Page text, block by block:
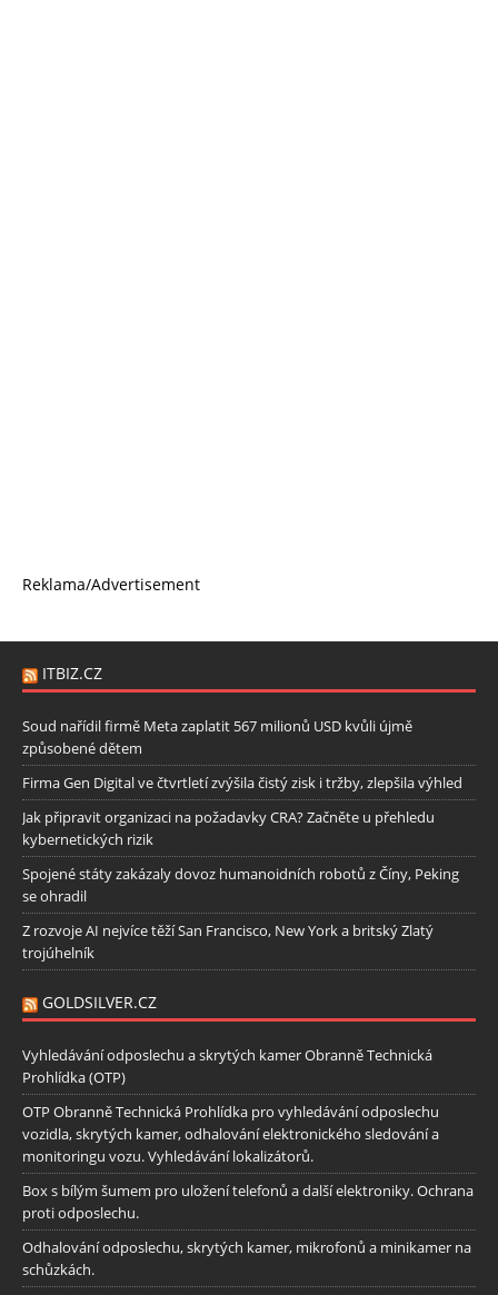
Reklama/Advertisement
ITBIZ.CZ
Soud nařídil firmě Meta zaplatit 567 milionů USD kvůli újmě
způsobené dětem
Firma Gen Digital ve čtvrtletí zvýšila čistý zisk i tržby, zlepšila výhled
Jak připravit organizaci na požadavky CRA? Začněte u přehledu
kybernetických rizik
Spojené státy zakázaly dovoz humanoidních robotů z Číny, Peking
se ohradil
Z rozvoje AI nejvíce těží San Francisco, New York a britský Zlatý
trojúhelník
GOLDSILVER.CZ
Vyhledávání odposlechu a skrytých kamer Obranně Technická
Prohlídka (OTP)
OTP Obranně Technická Prohlídka pro vyhledávání odposlechu
vozidla, skrytých kamer, odhalování elektronického sledování a
monitoringu vozu. Vyhledávání lokalizátorů.
Box s bílým šumem pro uložení telefonů a další elektroniky. Ochrana
proti odposlechu.
Odhalování odposlechu, skrytých kamer, mikrofonů a minikamer na
schůzkách.